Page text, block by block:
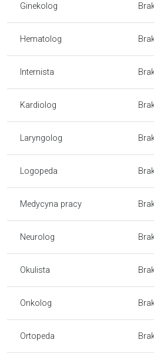
Ginekolog
Hematolog
Internista
Kardiolog
Laryngolog
Logopeda
Medycyna pracy
Neurolog
Okulista
Onkolog
Ortopeda